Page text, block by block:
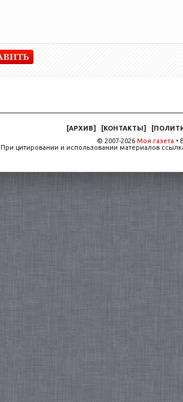
[АРХИВ] [КОНТАКТЫ] [
© 2007-2026 Моя газета •
При цитировании и использовании материалов